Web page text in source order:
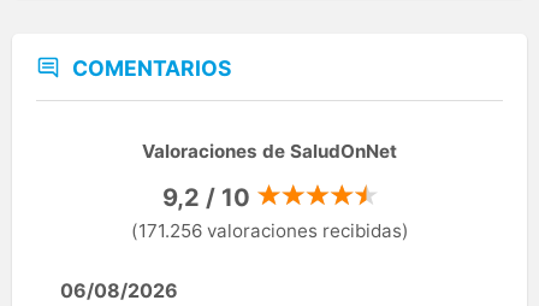
COMENTARIOS
Valoraciones de SaludOnNet
9,2 / 10
(171.256 valoraciones recibidas)
06/08/2026